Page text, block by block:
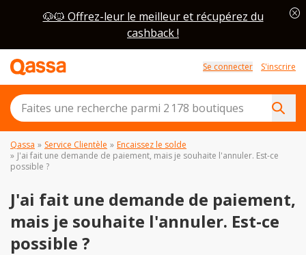
🐶🐱 Offrez-leur le meilleur et récupérez du
cashback !
cancel
Se connecter S'inscrire
Qassa » Service Clientèle » Encaissez le solde
» J'ai fait une demande de paiement, mais je souhaite l'annuler. Est-ce
possible ?
J'ai fait une demande de paiement,
mais je souhaite l'annuler. Est-ce
possible ?